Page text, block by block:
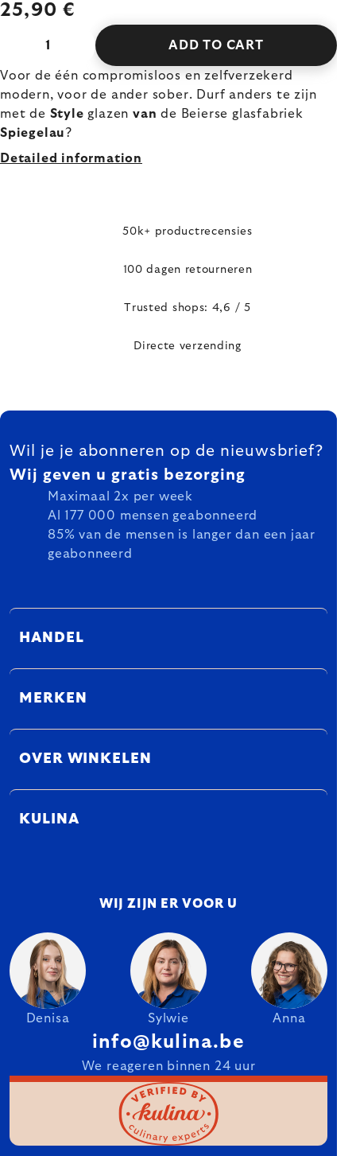
25,90 €
ADD TO CART
Voor de één compromisloos en zelfverzekerd
modern, voor de ander sober. Durf anders te zijn
met de Style glazenvande Beierse glasfabriek
Spiegelau?
Detailed information
50k+ productrecensies
100 dagen retourneren
Trusted shops: 4,6 / 5
Directe verzending
FOOTER
Wil je je abonneren op de nieuwsbrief?
Wij geven u gratis bezorging
Maximaal 2x per week
Al 177 000 mensen geabonneerd
85% van de mensen is langer dan een jaar
geabonneerd
HANDEL
MERKEN
OVER WINKELEN
KULINA
WIJ ZIJN ER VOOR U
Denisa Sylwie Anna
info@kulina.be
We reageren binnen 24 uur